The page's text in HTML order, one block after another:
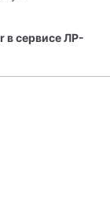
в сервисе ЛР-